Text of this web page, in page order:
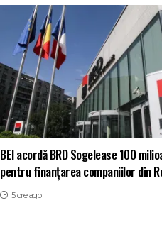
BEI acordă BRD Sogelease 100
pentru finanțarea companiilor din
5 ore ago